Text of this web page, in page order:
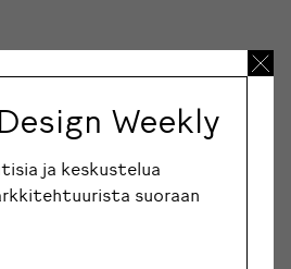
Weekly
ja keskustelua
suoraan